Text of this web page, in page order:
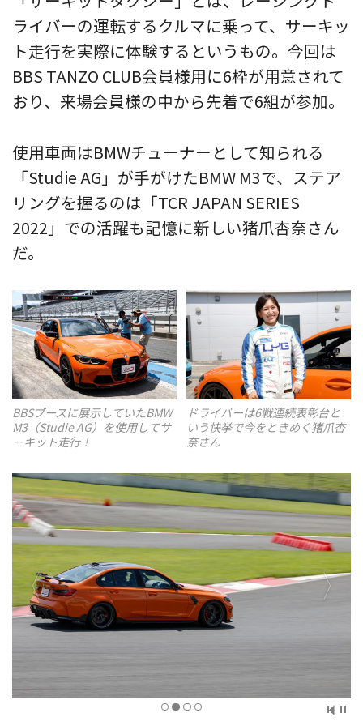
ライバーの運転するクルマに乗って、サーキッ
ト走行を実際に体験するというもの。今回は
BBS TANZO CLUB会員様用に6枠が用意されて
おり、来場会員様の中から先着で6組が参加。
使用車両はBMWチューナーとして知られる
「Studie AG」が手がけたBMW M3で、ステア
リングを握るのは「TCR JAPAN SERIES
2022」での活躍も記憶に新しい猪爪杏奈さん
だ。
ドライバーは6戦連続表彰台と
いう快挙で今をときめく猪爪杏
奈さん
BBSブースに展示していたBMW
M3（Studie AG）を使用してサ
ーキット走行！